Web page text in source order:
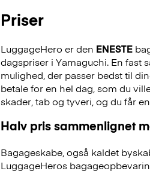
Priser
LuggageHero er den ENESTE
dagspriser i Yamaguchi. En fast
mulighed, der passer bedst til
betale for en hel dag, som du
skader, tab og tyveri, og du får
Halv pris sammenlignet
Bagageskabe, også kaldet
LuggageHeros